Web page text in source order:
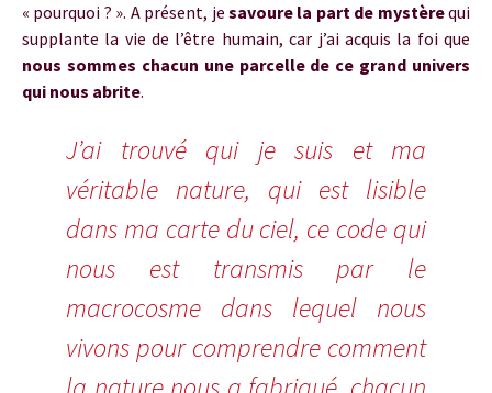
« pourquoi ? ». A présent, je savoure la part de mystèrequi
supplante la vie de l’être humain, car j’ai acquis la foi que
nous sommes chacun une parcelle de ce grand univers
qui nous abrite.
J’ai trouvé qui je suis et ma
véritable nature, qui est lisible
dans ma carte du ciel, ce code qui
nous est transmis par le
macrocosme dans lequel nous
vivons pour comprendre comment